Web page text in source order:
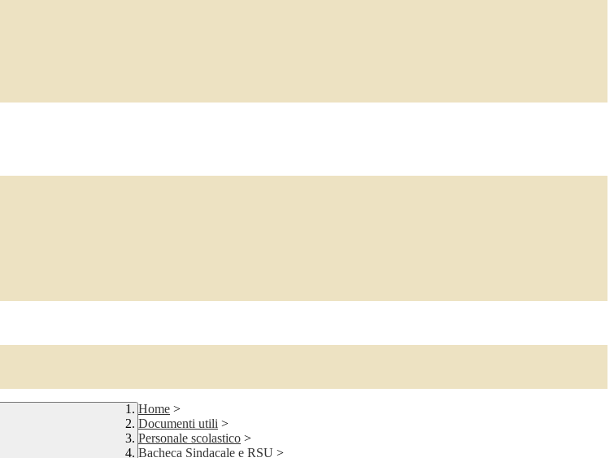
Home >
Documenti utili >
Personale scolastico >
Bacheca Sindacale e RSU >